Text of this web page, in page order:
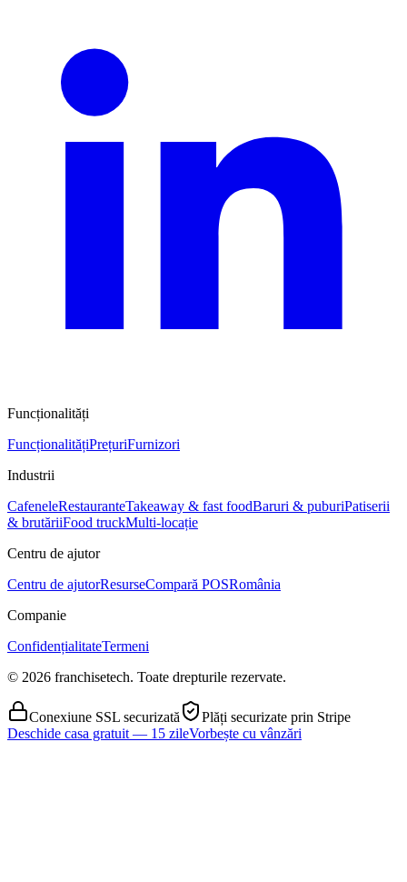
Funcționalități
FuncționalitățiPrețuriFurnizori
Industrii
CafeneleRestauranteTakeaway & fast foodBaruri & puburiPatiserii
& brutăriiFood truckMulti-locație
Centru de ajutor
Centru de ajutorResurseCompară POSRomânia
Companie
ConfidențialitateTermeni
© 2026 franchisetech. Toate drepturile rezervate.
Conexiune SSL securizată
Plăți securizate prin Stripe
Deschide casa gratuit — 15 zileVorbește cu vânzări